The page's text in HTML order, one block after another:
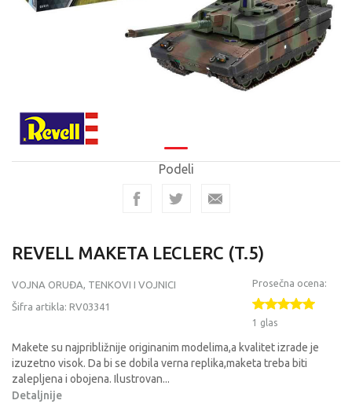
Podeli
REVELL MAKETA LECLERC (T.5)
VOJNA ORUĐA, TENKOVI I VOJNICI
Šifra artikla: RV03341
Prosečna ocena:
1 glas
Makete su najpribližnije originanim modelima,a kvalitet izrade je
izuzetno visok. Da bi se dobila verna replika,maketa treba biti
zalepljena i obojena. Ilustrovan...
Detaljnije